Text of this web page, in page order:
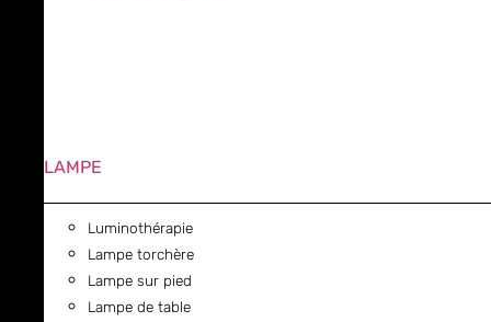
LAMPE
Luminothérapie
Lampe torchère
Lampe sur pied
Lampe de table